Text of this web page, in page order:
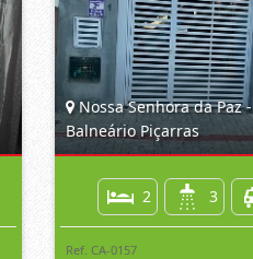
Nossa Senhora da Paz -
Balneário Piçarras
2 3
Ref. CA-0157